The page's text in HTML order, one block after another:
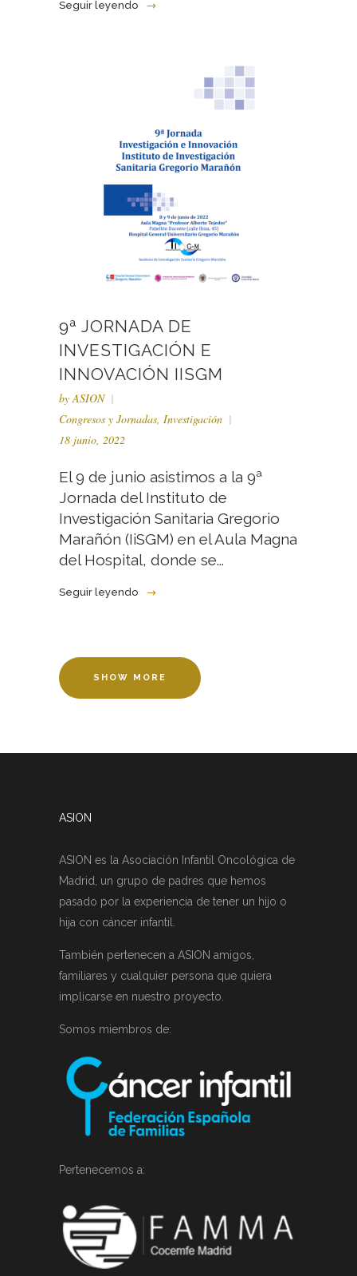
Seguir leyendo
9ª JORNADA DE
INVESTIGACIÓN E
INNOVACIÓN IISGM
byASION
Congresos y Jornadas, Investigación
18 junio, 2022
El 9 de junio asistimos a la 9ª
Jornada del Instituto de
Investigación Sanitaria Gregorio
Marañón (IiSGM) en el Aula Magna
del Hospital, donde se...
Seguir leyendo
SHOW MORE
ASION
ASION es la Asociación Infantil Oncológica de
Madrid, un grupo de padres que hemos
pasado por la experiencia de tener un hijo o
hija con cáncer infantil.
También pertenecen a ASION amigos,
familiares y cualquier persona que quiera
implicarse en nuestro proyecto.
Somos miembros de:
Pertenecemos a: